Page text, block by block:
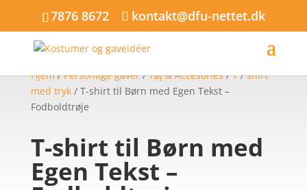
7876 8672 kontakt@dfu-nettet.dk
Hjem/Personlige gaver/Tøj & Accesories/T/shirt
med tryk/ T-shirt til Børn med Egen Tekst –
Fodboldtrøje
T-shirt til Børn med
Egen Tekst –